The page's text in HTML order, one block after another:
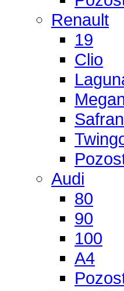
Renault
19
Clio
Audi
80
90
100
A4